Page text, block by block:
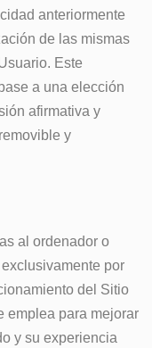
anteriormente
de las mismas
Este
a una elección
afirmativa y
y
al ordenador o
por
del Sitio
emplea para mejorar
y su experiencia